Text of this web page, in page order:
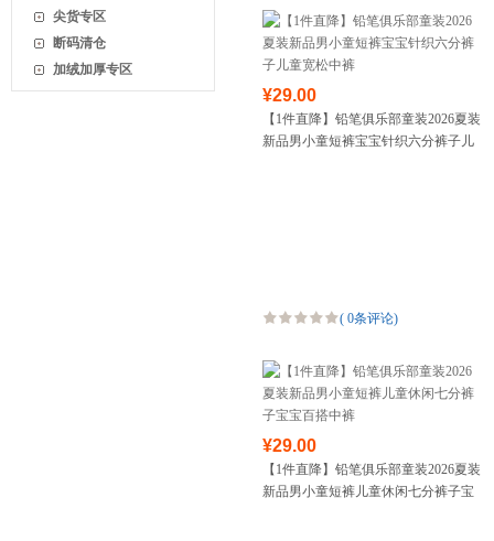
尖货专区
断码清仓
加绒加厚专区
¥29.00
【1件直降】铅笔俱乐部童装2026夏装
新品男小童短裤宝宝针织六分裤子儿
( 0条评论)
¥29.00
【1件直降】铅笔俱乐部童装2026夏装
新品男小童短裤儿童休闲七分裤子宝